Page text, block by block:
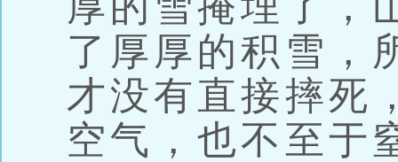
了厚厚的积雪，
才没有直接摔死
空气，也不至于